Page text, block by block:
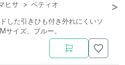
ヒサ > ペティオ
した引きひも付き外れにくいソ
サイズ、ブルー。